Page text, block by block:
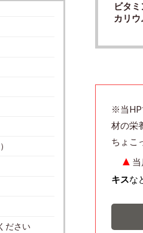
ビタ
カリウ
※当HP
材の栄
ち
▲
キスな
ださい